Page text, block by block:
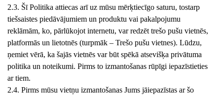
2.3. Šī Politika attiecas arī uz mūsu mērķtiecīgo saturu, tostarp
tiešsaistes piedāvājumiem un produktu vai pakalpojumu
reklāmām, ko, pārlūkojot internetu, var redzēt trešo pušu vietnēs,
platformās un lietotnēs (turpmāk – Trešo pušu vietnes). Lūdzu,
ņemiet vērā, ka šajās vietnēs var būt spēkā atsevišķa privātuma
politika un noteikumi. Pirms to izmantošanas rūpīgi iepazīstieties
ar tiem.
2.4. Pirms mūsu vietņu izmantošanas Jums jāiepazīstas ar šo